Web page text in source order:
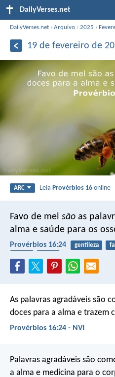
DailyVerses.net
DailyVerses.net ›Arquivo ›2025 ›
19 de fevereiro de
ARC LeiaProvérbios 16 online
Favo de mel são as
alma e saúde para os
Provérbios 16:24 gentileza
As palavras agradáveis são
doces para a alma e trazem
Provérbios 16:24 - NVI
Palavras agradáveis são
a alma e medicina para o